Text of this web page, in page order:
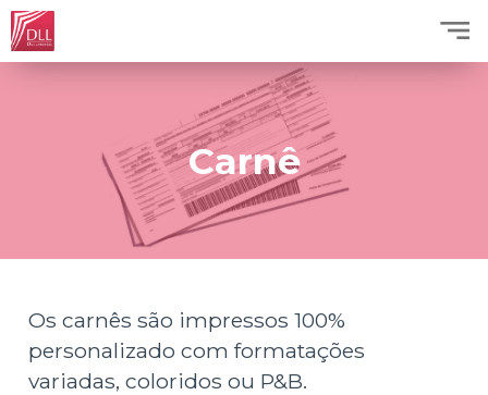
Carnê
Os carnês são impressos 100%
personalizado com formatações
variadas, coloridos ou P&B.